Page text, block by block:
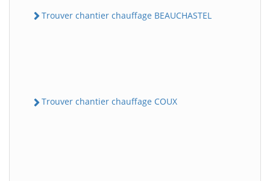
Trouver chantier chauffage BEAUCHASTEL
Trouver chantier chauffage COUX